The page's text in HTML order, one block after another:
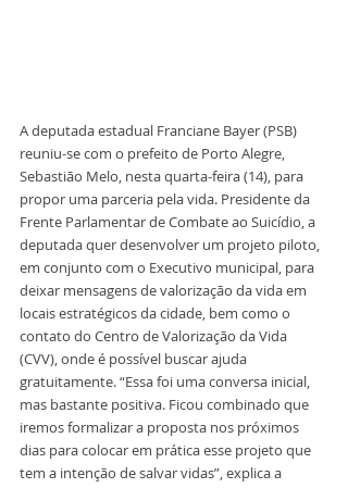
A deputada estadual Franciane Bayer (PSB)
reuniu-se com o prefeito de Porto Alegre,
Sebastião Melo, nesta quarta-feira (14), para
propor uma parceria pela vida. Presidente da
Frente Parlamentar de Combate ao Suicídio, a
deputada quer desenvolver um projeto piloto,
em conjunto com o Executivo municipal, para
deixar mensagens de valorização da vida em
locais estratégicos da cidade, bem como o
contato do Centro de Valorização da Vida
(CVV), onde é possível buscar ajuda
gratuitamente. “Essa foi uma conversa inicial,
mas bastante positiva. Ficou combinado que
iremos formalizar a proposta nos próximos
dias para colocar em prática esse projeto que
tem a intenção de salvar vidas”, explica a